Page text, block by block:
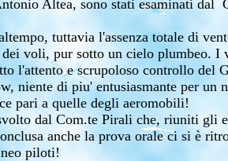
Altea, sono stati esaminati dal
tuttavia l'assenza totale di
voli, pur sotto un cielo plumbeo. I
l'attento e scrupoloso controllo del
niente di piu' entusiasmante per un
pari a quelle degli aeromobili!
dal Com.te Pirali che, riuniti gli
anche la prova orale ci si è
piloti!